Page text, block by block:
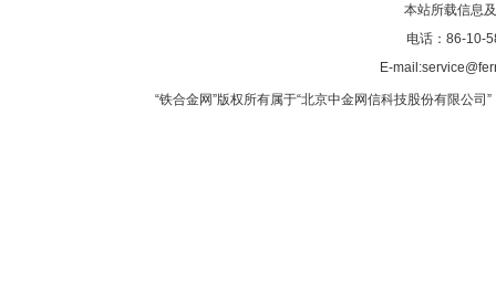
本站所载信息
电话：86-10-
E-
“铁合金网”版权所有属于“北京中金网信科技股份有限公司